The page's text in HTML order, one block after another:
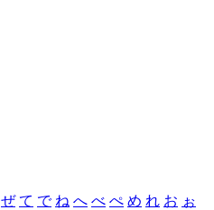
ぜ て で ね へ べ ぺ め れ お ぉ